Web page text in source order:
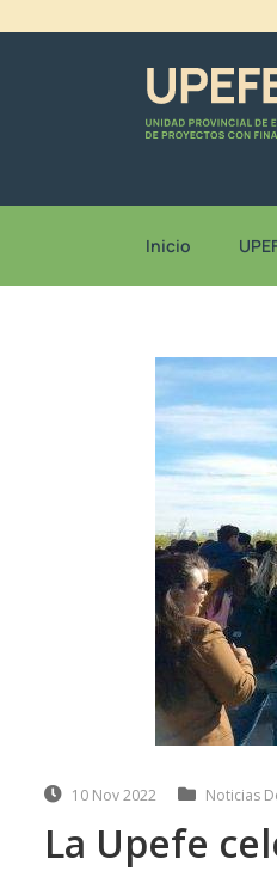
Inicio
10 Nov 2022 Noticias
La Upefe